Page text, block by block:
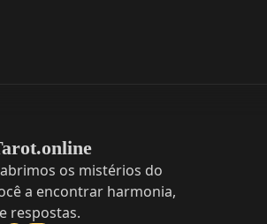
os mistérios do
a encontrar harmonia,
respostas.